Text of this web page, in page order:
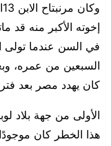
إخوته الأكبر منه قد
في السن عندما تولى
السبعين من عمره،
كان يهدد مصر بعد
الأولى من جهة بلاد
هذا الخطر كان